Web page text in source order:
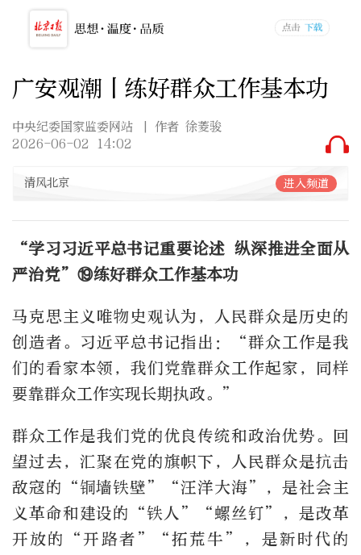
广安观潮丨练好群众工作基本功
中央纪委国家监委网站
| 作者 徐菱骏
2026-06-02 14:02
清风北京 进入频道
“学习习近平总书记重要论述 纵深推进全面从
严治党”⑲练好群众工作基本功
马克思主义唯物史观认为，人民群众是历史的
创造者。习近平总书记指出：“群众工作是我
们的看家本领，我们党靠群众工作起家，同样
要靠群众工作实现长期执政。”
群众工作是我们党的优良传统和政治优势。回
望过去，汇聚在党的旗帜下，人民群众是抗击
敌寇的“铜墙铁壁”“汪洋大海”，是社会主
义革命和建设的“铁人”“螺丝钉”，是改革
开放的“开路者”“拓荒牛”，是新时代的